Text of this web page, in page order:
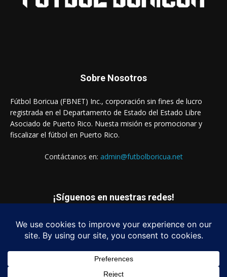
Sobre Nosotros
Fútbol Boricua (FBNET) Inc., corporación sin fines de lucro
registrada en el Departamento de Estado del Estado Libre
Asociado de Puerto Rico. Nuesta misión es promocionar y
fiscalizar el fútbol en Puerto Rico.
Contáctanos en: admin@futbolboricua.net
¡Síguenos en nuestras redes!